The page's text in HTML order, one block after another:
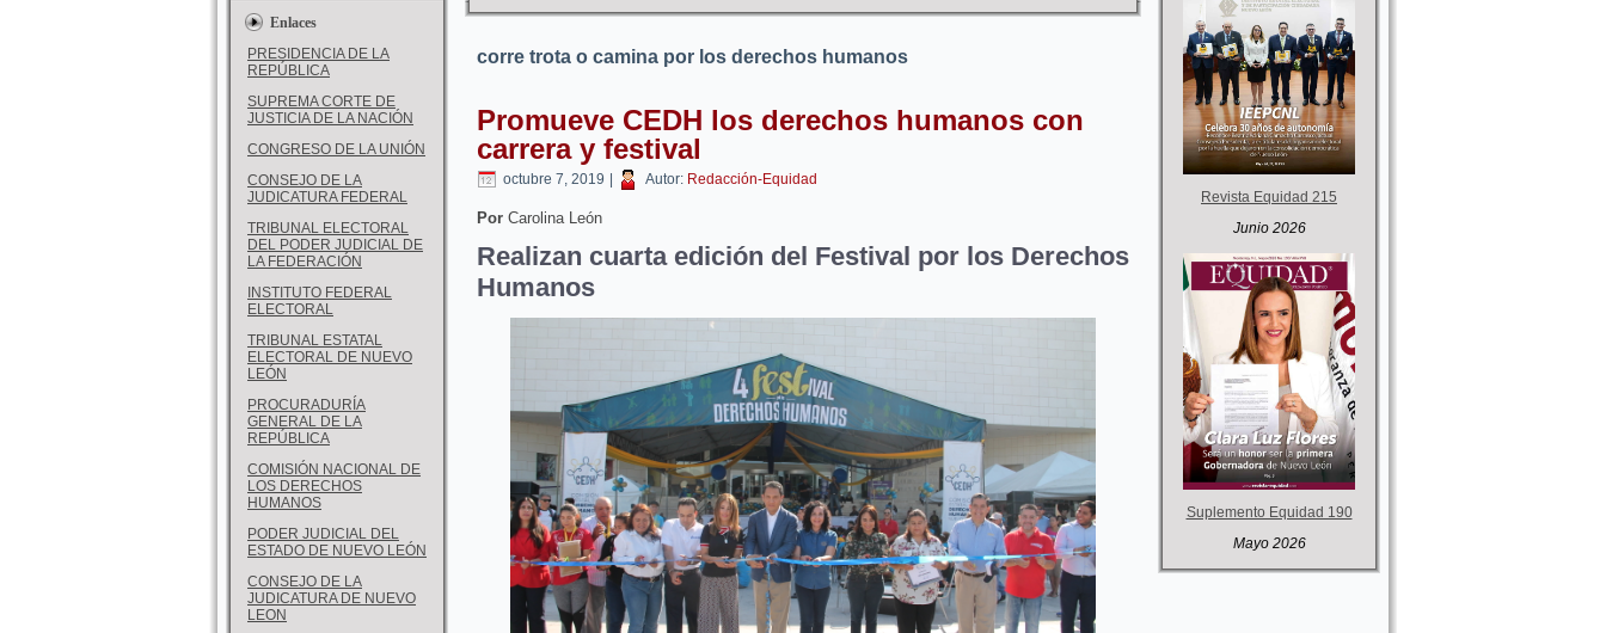
Enlaces
PRESIDENCIA DE LA
REPÚBLICA
SUPREMA CORTE DE
JUSTICIA DE LA NACIÓN
CONGRESO DE LA UNIÓN
CONSEJO DE LA
JUDICATURA FEDERAL
TRIBUNAL ELECTORAL
DEL PODER JUDICIAL DE
LA FEDERACIÓN
INSTITUTO FEDERAL
ELECTORAL
TRIBUNAL ESTATAL
ELECTORAL DE NUEVO
LEÓN
PROCURADURÍA
GENERAL DE LA
REPÚBLICA
COMISIÓN NACIONAL DE
LOS DERECHOS
HUMANOS
PODER JUDICIAL DEL
ESTADO DE NUEVO LEÓN
CONSEJO DE LA
JUDICATURA DE NUEVO
LEON
corre trota o camina por los derechos humanos
Promueve CEDH los derechos humanos con
carrera y festival
octubre 7, 2019 Autor: Redacción-Equidad
Por Carolina León
Realizan cuarta edición del Festival por los Derechos
Humanos
Revista Equidad 215
Junio 2026
Suplemento Equidad 190
Mayo 2026